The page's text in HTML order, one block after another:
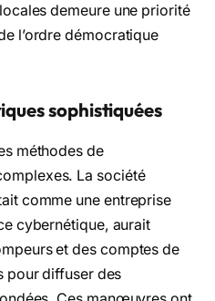
demeure une priorité
l’ordre démocratique
sophistiquées
méthodes de
La société
comme une entreprise
cybernétique, aurait
et des comptes de
pour diffuser des